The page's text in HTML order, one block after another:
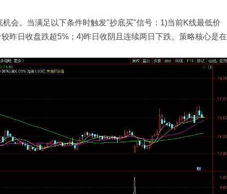
会。当满足以下条件时触发"抄底买"信号：1)当前K线最低价
昨日收盘跌超5%；4)昨日收阴且连续两日下跌。策略核心是在